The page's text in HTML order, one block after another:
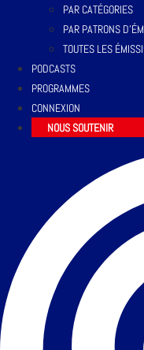
PAR CATÉGORIES
PAR PATRONS
TOUTES LES
PODCASTS
PROGRAMMES
CONNEXION
NOUS SOUTENIR